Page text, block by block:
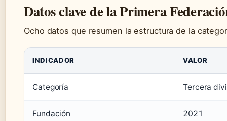
Datos clave de la Primera
Ocho datos que resumen la estructura de la
INDICADOR VALOR
Categoría Tercera
Fundación 2021